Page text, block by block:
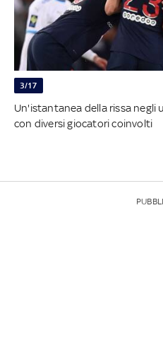
3/17
Un'istantanea della rissa negli
con diversi giocatori coinvolti